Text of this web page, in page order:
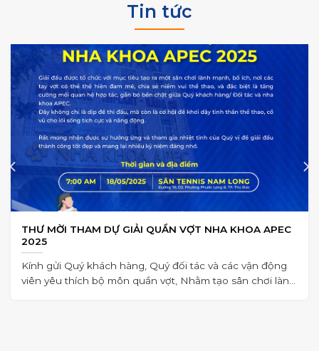
Tin tức
THƯ MỜI THAM DỰ GIẢI QUẦN VỢT NHA KHOA APEC
2025
Kính gửi Quý khách hàng, Quý đối tác và các vận động
viên yêu thích bộ môn quần vợt, Nhằm tạo sân chơi lành